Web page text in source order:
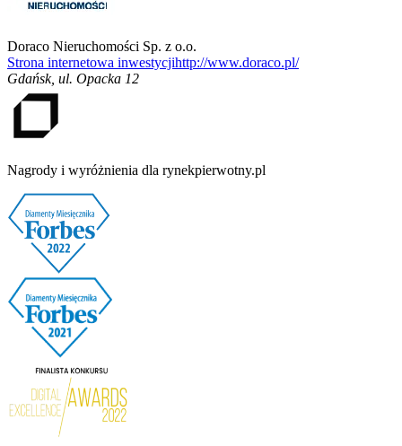
Doraco Nieruchomości Sp. z o.o.
Strona internetowa inwestycjihttp://www.doraco.pl/
Gdańsk, ul. Opacka 12
Nagrody i wyróżnienia dla rynekpierwotny.pl